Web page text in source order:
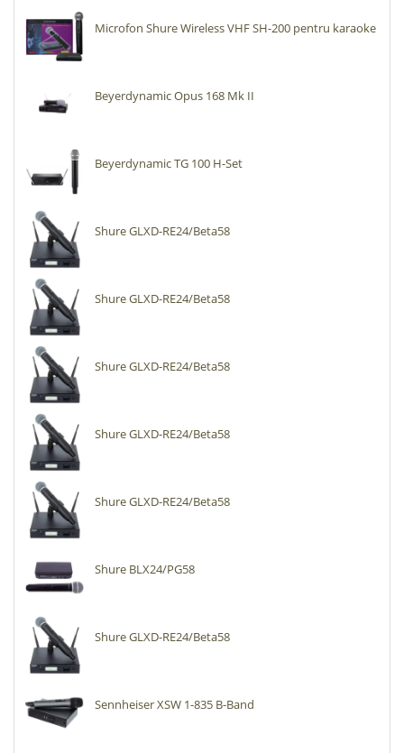
Microfon Shure Wireless VHF SH-200 pentru karaoke
Beyerdynamic Opus 168 Mk II
Beyerdynamic TG 100 H-Set
Shure GLXD-RE24/Beta58
Shure GLXD-RE24/Beta58
Shure GLXD-RE24/Beta58
Shure GLXD-RE24/Beta58
Shure GLXD-RE24/Beta58
Shure BLX24/PG58
Shure GLXD-RE24/Beta58
Sennheiser XSW 1-835 B-Band